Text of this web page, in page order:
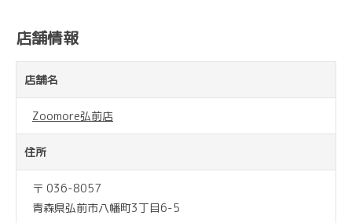
店舗情報
店舗名
Zoomore弘前店
住所
〒 036-8057
青森県弘前市八幡町3丁目6-5